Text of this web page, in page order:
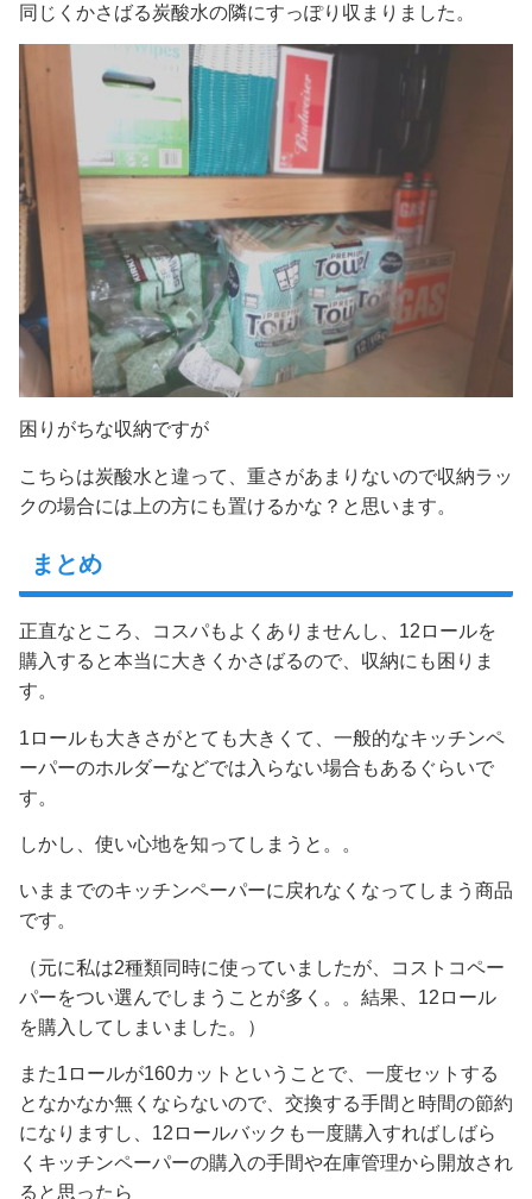
同じくかさばる炭酸水の隣にすっぽり収まりました。
困りがちな収納ですが
こちらは炭酸水と違って、重さがあまりないので収納ラッ
クの場合には上の方にも置けるかな？と思います。
まとめ
正直なところ、コスパもよくありませんし、12ロールを
購入すると本当に大きくかさばるので、収納にも困りま
す。
1ロールも大きさがとても大きくて、一般的なキッチンペ
ーパーのホルダーなどでは入らない場合もあるぐらいで
す。
しかし、使い心地を知ってしまうと。。
いままでのキッチンペーパーに戻れなくなってしまう商品
です。
（元に私は2種類同時に使っていましたが、コストコペー
パーをつい選んでしまうことが多く。。結果、12ロール
を購入してしまいました。）
また1ロールが160カットということで、一度セットする
となかなか無くならないので、交換する手間と時間の節約
になりますし、12ロールバックも一度購入すればしばら
くキッチンペーパーの購入の手間や在庫管理から開放され
ると思ったら